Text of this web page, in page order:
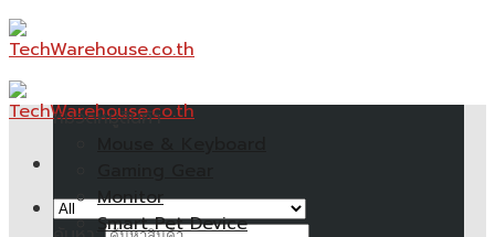
หมวดหมู่สินค้า
Monitor
Smart Pet Device